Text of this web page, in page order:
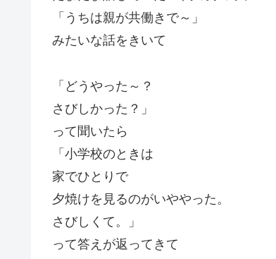
「うちは親が共働きで～」
みたいな話をきいて
「どうやった～？
さびしかった？」
って聞いたら
「小学校のときは
家でひとりで
夕焼けを見るのがいややった。
さびしくて。」
って答えが返ってきて